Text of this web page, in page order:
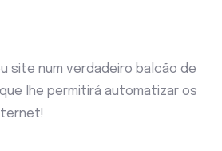
site num verdadeiro balcão de
lhe permitirá automatizar os